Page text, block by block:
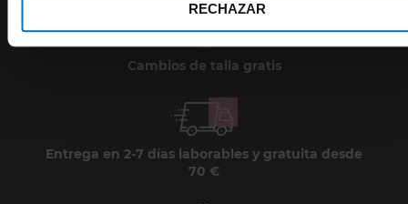
RECHAZAR
Cambios de talla gratis
Entrega en 2-7 días laborables y gratuita desde
70 €